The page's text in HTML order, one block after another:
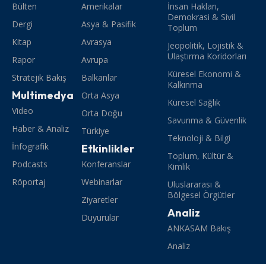
Bülten
Dergi
Kitap
Rapor
Stratejik Bakış
Multimedya
Video
Haber & Analiz
İnfografik
Podcasts
Röportaj
Amerikalar
Asya & Pasifik
Avrasya
Avrupa
Balkanlar
Orta Asya
Orta Doğu
Türkiye
Etkinlikler
Konferanslar
Webinarlar
Ziyaretler
Duyurular
İnsan Hakları,
Demokrasi & Sivil
Toplum
Jeopolitik, Lojistik &
Ulaştırma Koridorları
Küresel Ekonomi &
Kalkınma
Küresel Sağlık
Savunma & Güvenlik
Teknoloji & Bilgi
Toplum, Kültür &
Kimlik
Uluslararası &
Bölgesel Örgütler
Analiz
ANKASAM Bakış
Analiz